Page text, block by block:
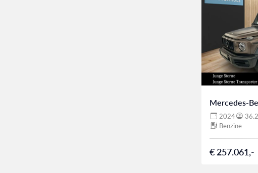
Mercedes-
2024
Benzine
€ 257.061,-